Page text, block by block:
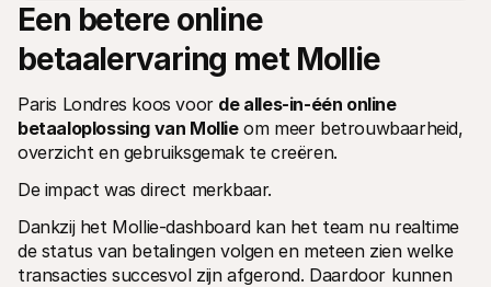
Een betere online
betaalervaring met Mollie
Paris Londres koos voor de alles-in-één online
betaaloplossing van Mollie om meer betrouwbaarheid,
overzicht en gebruiksgemak te creëren.
De impact was direct merkbaar.
Dankzij het Mollie-dashboard kan het team nu realtime
de status van betalingen volgen en meteen zien welke
transacties succesvol zijn afgerond. Daardoor kunnen